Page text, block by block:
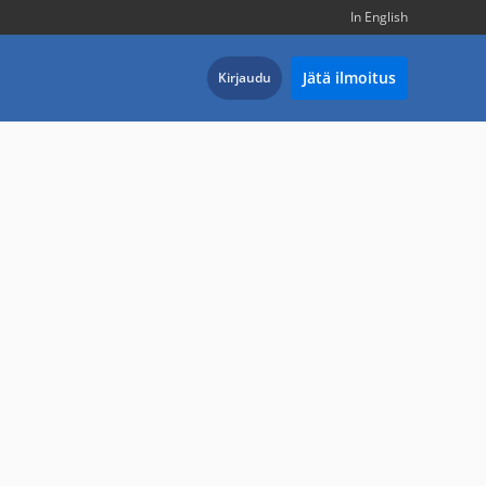
In English
Kirjaudu Jätä ilmoitus